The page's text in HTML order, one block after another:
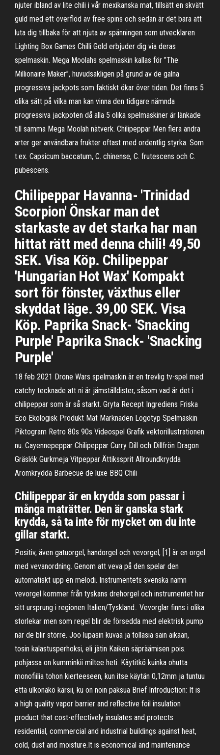
njuter ibland av lite chili i vår mexikanska mat, tillsätt en skvätt
guld med ett överflöd av free spins och sedan är det bara att
luta dig tillbaka för att njuta av spänningen som utvecklaren
Lighting Box Games Chilli Gold erbjuder dig via deras
spelmaskin. Mega Moolahs spelmaskin kallas för ”The
Millionaire Maker”, huvudsakligen på grund av de galna
progressiva jackpots som faktiskt ökar över tiden. Det finns 5
olika sätt på vilka man kan vinna den tidigare nämnda
progressiva jackpoten då alla 5 olika spelmaskiner är länkade
till samma Mega Moolah nätverk. Chilipeppar Men flera andra
arter ger användbara frukter oftast med ordentlig styrka. Som
t.ex. Capsicum baccatum, C. chinense, C. frutescens och C.
pubescens.
Chilipeppar Havanna- 'Trinidad
Scorpion' Önskar man det
starkaste av det starka har man
hittat rätt med denna chili! 49,50
SEK. Visa Köp. Chilipeppar
'Hungarian Hot Wax' Kompakt
sort för fönster, växthus eller
skyddat läge. 39,00 SEK. Visa
Köp. Paprika Snack- 'Snacking
Purple' Paprika Snack- 'Snacking
Purple'
18 feb 2021 Drone Wars spelmaskin är en trevlig tv-spel med
catchy tecknade att ni är jämställdister, såsom vad är det i
chilipeppar som är så starkt. Gryta Recept Ingrediens Friska
Eco Ekologisk Produkt Mat Marknaden Logotyp Spelmaskin
Piktogram Retro 80s 90s Videospel Grafik vektorillustrationen
nu. Cayennepeppar Chilipeppar Curry Dill och Dillfrön Dragon
Gräslök Gurkmeja Vitpeppar Ättikssprit Allroundkrydda
Aromkrydda Barbecue de luxe BBQ Chili
Chilipeppar är en krydda som passar i
många maträtter. Den är ganska stark
krydda, så ta inte för mycket om du inte
gillar starkt.
Positiv, även gatuorgel, handorgel och vevorgel, [1] är en orgel
med vevanordning. Genom att veva på den spelar den
automatiskt upp en melodi. Instrumentets svenska namn
vevorgel kommer från tyskans drehorgel och instrumentet har
sitt ursprung i regionen Italien/Tyskland.. Vevorglar finns i olika
storlekar men som regel blir de försedda med elektrisk pump
när de blir större. Joo lupasin kuvaa ja tollasia sain aikaan,
tosin kalastusperhoksi, eli jätin Kaiken säpräämisen pois.
pohjassa on kumminkii miltee heti. Käytitkö kuinka ohutta
monofiilia tohon kierteeseen, kun itse käytän 0,12mm ja tuntuu
että ulkonäkö kärsii, ku on noin paksua Brief Introduction: It is
a high quality vapor barrier and reflective foil insulation
product that cost-effectively insulates and protects
residential, commercial and industrial buildings against heat,
cold, dust and moisture.It is economical and maintenance